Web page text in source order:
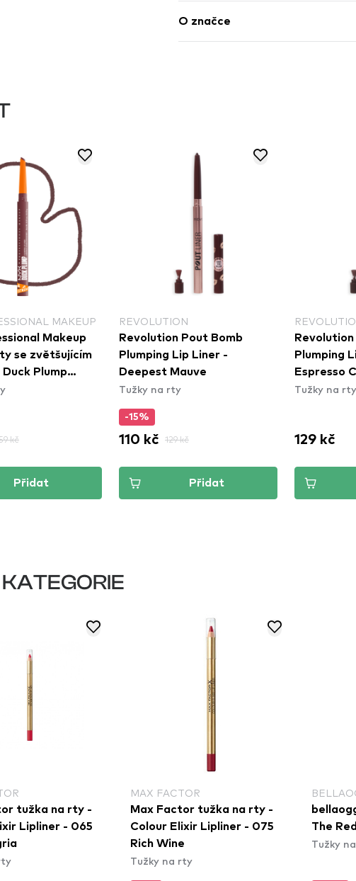
O značce
MAKEUP
Makeup
se zvětšujícím
Plump
Liner - 04 Fill
kč
Přidat
REVOLUTION
Revolution Pout Bomb
Plumping Lip Liner -
Deepest Mauve
Tužky na rty
-15%
110 kč 129 kč
Přidat
Plumping
Espresso
Tužky na rty
129 kč
tužka na rty -
Lipliner - 065
MAX FACTOR
Max Factor tužka na rty -
Colour Elixir Lipliner - 075
Rich Wine
Tužky na rty
The
Tužky